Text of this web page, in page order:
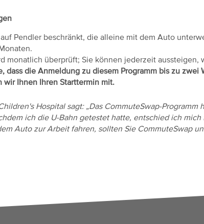
auf Pendler beschränkt, die alleine mit dem Auto
monatlich überprüft; Sie können jederzeit aussteigen,
dass die Anmeldung zu diesem Programm bis zu
wir Ihnen Ihren Starttermin mit.
Hospital sagt: „Das CommuteSwap-
ich die U-Bahn getestet hatte, entschied ich
Auto zur Arbeit fahren, sollten Sie CommuteSwap